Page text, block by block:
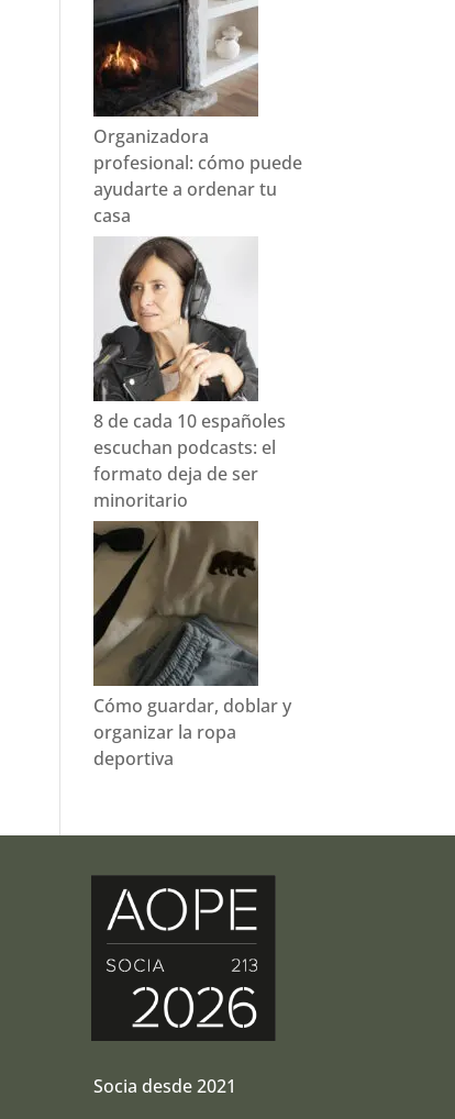
Organizadora
profesional: cómo puede
ayudarte a ordenar tu
casa
8 de cada 10 españoles
escuchan podcasts: el
formato deja de ser
minoritario
Cómo guardar, doblar y
organizar la ropa
deportiva
Socia desde 2021